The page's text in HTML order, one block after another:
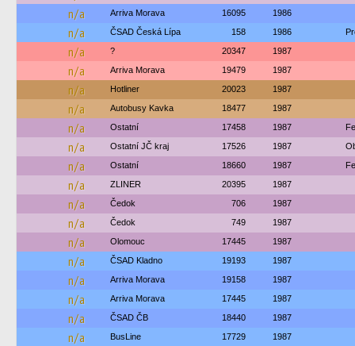
n/a
Arriva Morava 16095 1986
n/a ČSAD Česká Lípa 158 1986
n/a ? 20347 1987
n/a Arriva Morava 19479 1987
n/a Hotliner 20023 1987
n/a Autobusy Kavka 18477 1987
n/a Ostatní 17458 1987
n/a Ostatní JČ kraj 17526 1987
n/a Ostatní 18660 1987
n/a ZLINER 20395 1987
n/a Čedok 706 1987
n/a Čedok 749 1987
n/a Olomouc 17445 1987
n/a ČSAD Kladno 19193 1987
n/a Arriva Morava 19158 1987
n/a Arriva Morava 17445 1987
n/a ČSAD ČB 18440 1987
n/a BusLine 17729 1987